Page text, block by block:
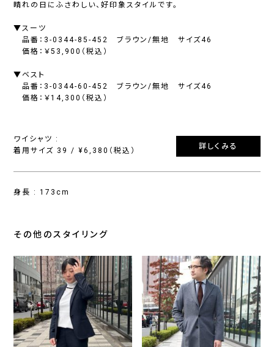
晴れの日にふさわしい、好印象スタイルです。
▼スーツ
品番：3-0344-85-452 ブラウン/無地 サイズ46
価格：￥53,900（税込）
▼ベスト
品番：3-0344-60-452 ブラウン/無地 サイズ46
価格：￥14,300（税込）
ワイシャツ :
着用サイズ 39 / ¥6,380（税込）
詳しくみる
身長 : 173cm
その他のスタイリング